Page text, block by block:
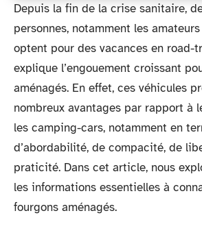
Depuis la fin de la crise sanitaire,
personnes, notamment les amateurs
optent pour des vacances en road-
explique l’engouement croissant
aménagés. En effet, ces véhicules
nombreux avantages par rapport à
les camping-cars, notamment en
d’abordabilité, de compacité, de
praticité. Dans cet article, nous
les informations essentielles à
fourgons aménagés.